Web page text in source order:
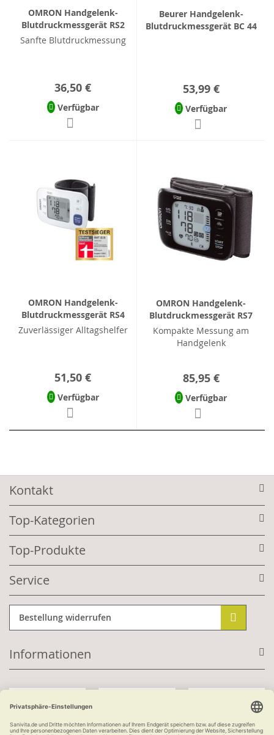
OMRON Handgelenk-
Blutdruckmessgerät RS2
Sanfte Blutdruckmessung
36,50 €
Verfügbar
Beurer Handgelenk-
Blutdruckmessgerät BC 44
53,99 €
Verfügbar
OMRON Handgelenk-
Blutdruckmessgerät RS4
Zuverlässiger Alltagshelfer
51,50 €
Verfügbar
OMRON Handgelenk-
Blutdruckmessgerät RS7
Kompakte Messung am
Handgelenk
85,95 €
Verfügbar
Kontakt
Top-Kategorien
Top-Produkte
Service
Bestellung widerrufen
Informationen